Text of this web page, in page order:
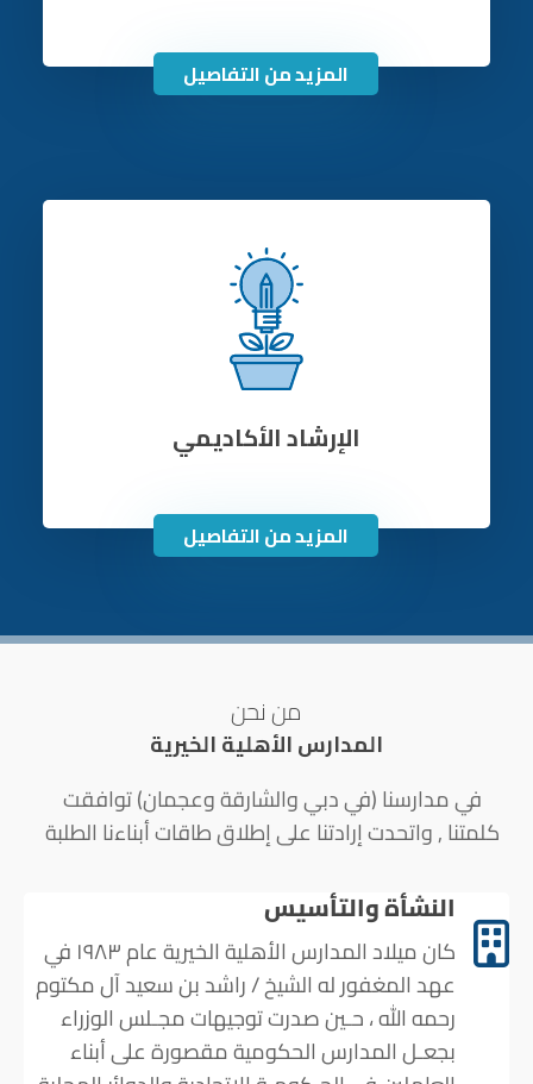
المزيد من التفاصيل
الإرشاد الأكاديمي
المزيد من التفاصيل
من نحن
المدارس الأهلية الخيرية
في مدارسنا (في دبي والشارقة وعجمان) توافقت
كلمتنا , واتحدت إرادتنا على إطلاق طاقات أبناءنا الطلبة
النشأة والتأسيس
كان ميلاد المدارس الأهلية الخيرية عام ١٩٨٣ في
عهد المغفور له الشيخ / راشد بن سعيد آل مكتوم
رحمه الله ، حـين صدرت توجيهات مجـلس الوزراء
بجعـل المدارس الحكومية مقصورة على أبناء